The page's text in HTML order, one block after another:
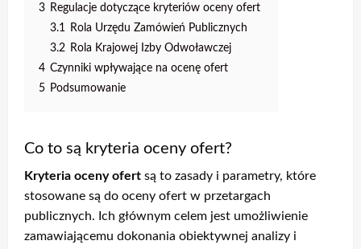
3 Regulacje dotyczące kryteriów oceny ofert
3.1 Rola Urzędu Zamówień Publicznych
3.2 Rola Krajowej Izby Odwoławczej
4 Czynniki wpływające na ocenę ofert
5 Podsumowanie
Co to są kryteria oceny ofert?
Kryteria oceny ofert są to zasady i parametry, które
stosowane są do oceny ofert w przetargach
publicznych. Ich głównym celem jest umożliwienie
zamawiającemu dokonania obiektywnej analizy i